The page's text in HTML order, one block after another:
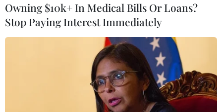
Owning $10k+ In Medical Bills Or Loans?
Stop Paying Interest Immediately